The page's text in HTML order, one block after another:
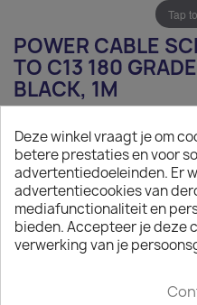
Tap
POWER CABLE
TO C13 180
BLACK, 1M
€8.30
Tax excluded
Power Cable Schuko 90
black 1m
On request
Deze winkel vraagt je om
betere prestaties en voor
advertentiedoeleinden. Er
advertentiecookies van
mediafunctionaliteit en
bieden. Accepteer je deze
verwerking van je